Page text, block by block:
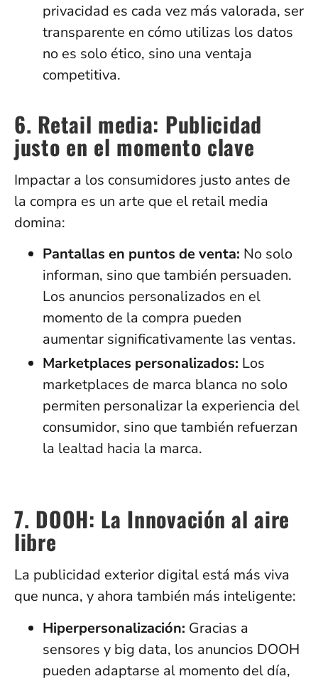
privacidad es cada vez más valorada, ser
transparente en cómo utilizas los datos
no es solo ético, sino una ventaja
competitiva.
6. Retail media: Publicidad
justo en el momento clave
Impactar a los consumidores justo antes de
la compra es un arte que el retail media
domina:
Pantallas en puntos de venta: No solo
informan, sino que también persuaden.
Los anuncios personalizados en el
momento de la compra pueden
aumentar significativamente las ventas.
Marketplaces personalizados: Los
marketplaces de marca blanca no solo
permiten personalizar la experiencia del
consumidor, sino que también refuerzan
la lealtad hacia la marca.
7. DOOH: La Innovación al aire
libre
La publicidad exterior digital está más viva
que nunca, y ahora también más inteligente:
Hiperpersonalización: Gracias a
sensores y big data, los anuncios DOOH
pueden adaptarse al momento del día,